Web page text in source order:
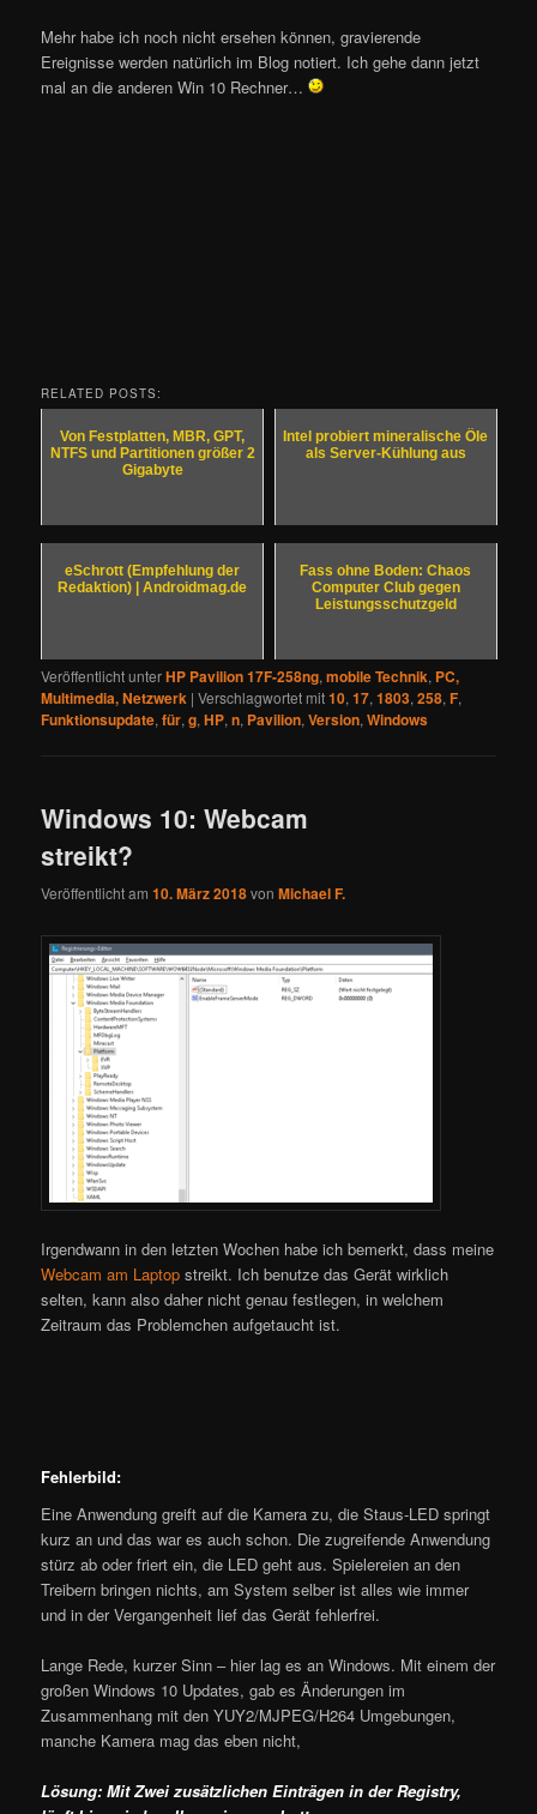
Mehr habe ich noch nicht ersehen können, gravierende
Ereignisse werden natürlich im Blog notiert. Ich gehe dann jetzt
mal an die anderen Win 10 Rechner…
RELATED POSTS:
Von Festplatten, MBR, GPT,
NTFS und Partitionen größer 2
Gigabyte
Intel probiert mineralische Öle
als Server-Kühlung aus
eSchrott (Empfehlung der
Redaktion) | Androidmag.de
Fass ohne Boden: Chaos
Computer Club gegen
Leistungsschutzgeld
Veröffentlicht unterHP Pavilion 17F-258ng,mobile Technik, PC,
Multimedia, Netzwerk |Verschlagwortet mit10,17,1803,258,F,
Funktionsupdate,für,g,HP,n, Pavilion,Version,Windows
Windows 10: Webcam
streikt?
Veröffentlicht am10. März 2018vonMichael F.
Irgendwann in den letzten Wochen habe ich bemerkt, dass meine
Webcam am Laptop streikt. Ich benutze das Gerät wirklich
selten, kann also daher nicht genau festlegen, in welchem
Zeitraum das Problemchen aufgetaucht ist.
Fehlerbild:
Eine Anwendung greift auf die Kamera zu, die Staus-LED springt
kurz an und das war es auch schon. Die zugreifende Anwendung
stürz ab oder friert ein, die LED geht aus. Spielereien an den
Treibern bringen nichts, am System selber ist alles wie immer
und in der Vergangenheit lief das Gerät fehlerfrei.
Lange Rede, kurzer Sinn – hier lag es an Windows. Mit einem der
großen Windows 10 Updates, gab es Änderungen im
Zusammenhang mit den YUY2/MJPEG/H264 Umgebungen,
manche Kamera mag das eben nicht,
Lösung: Mit Zwei zusätzlichen Einträgen in der Registry,